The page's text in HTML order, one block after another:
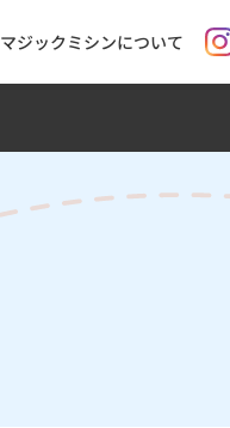
マジックミシンについて